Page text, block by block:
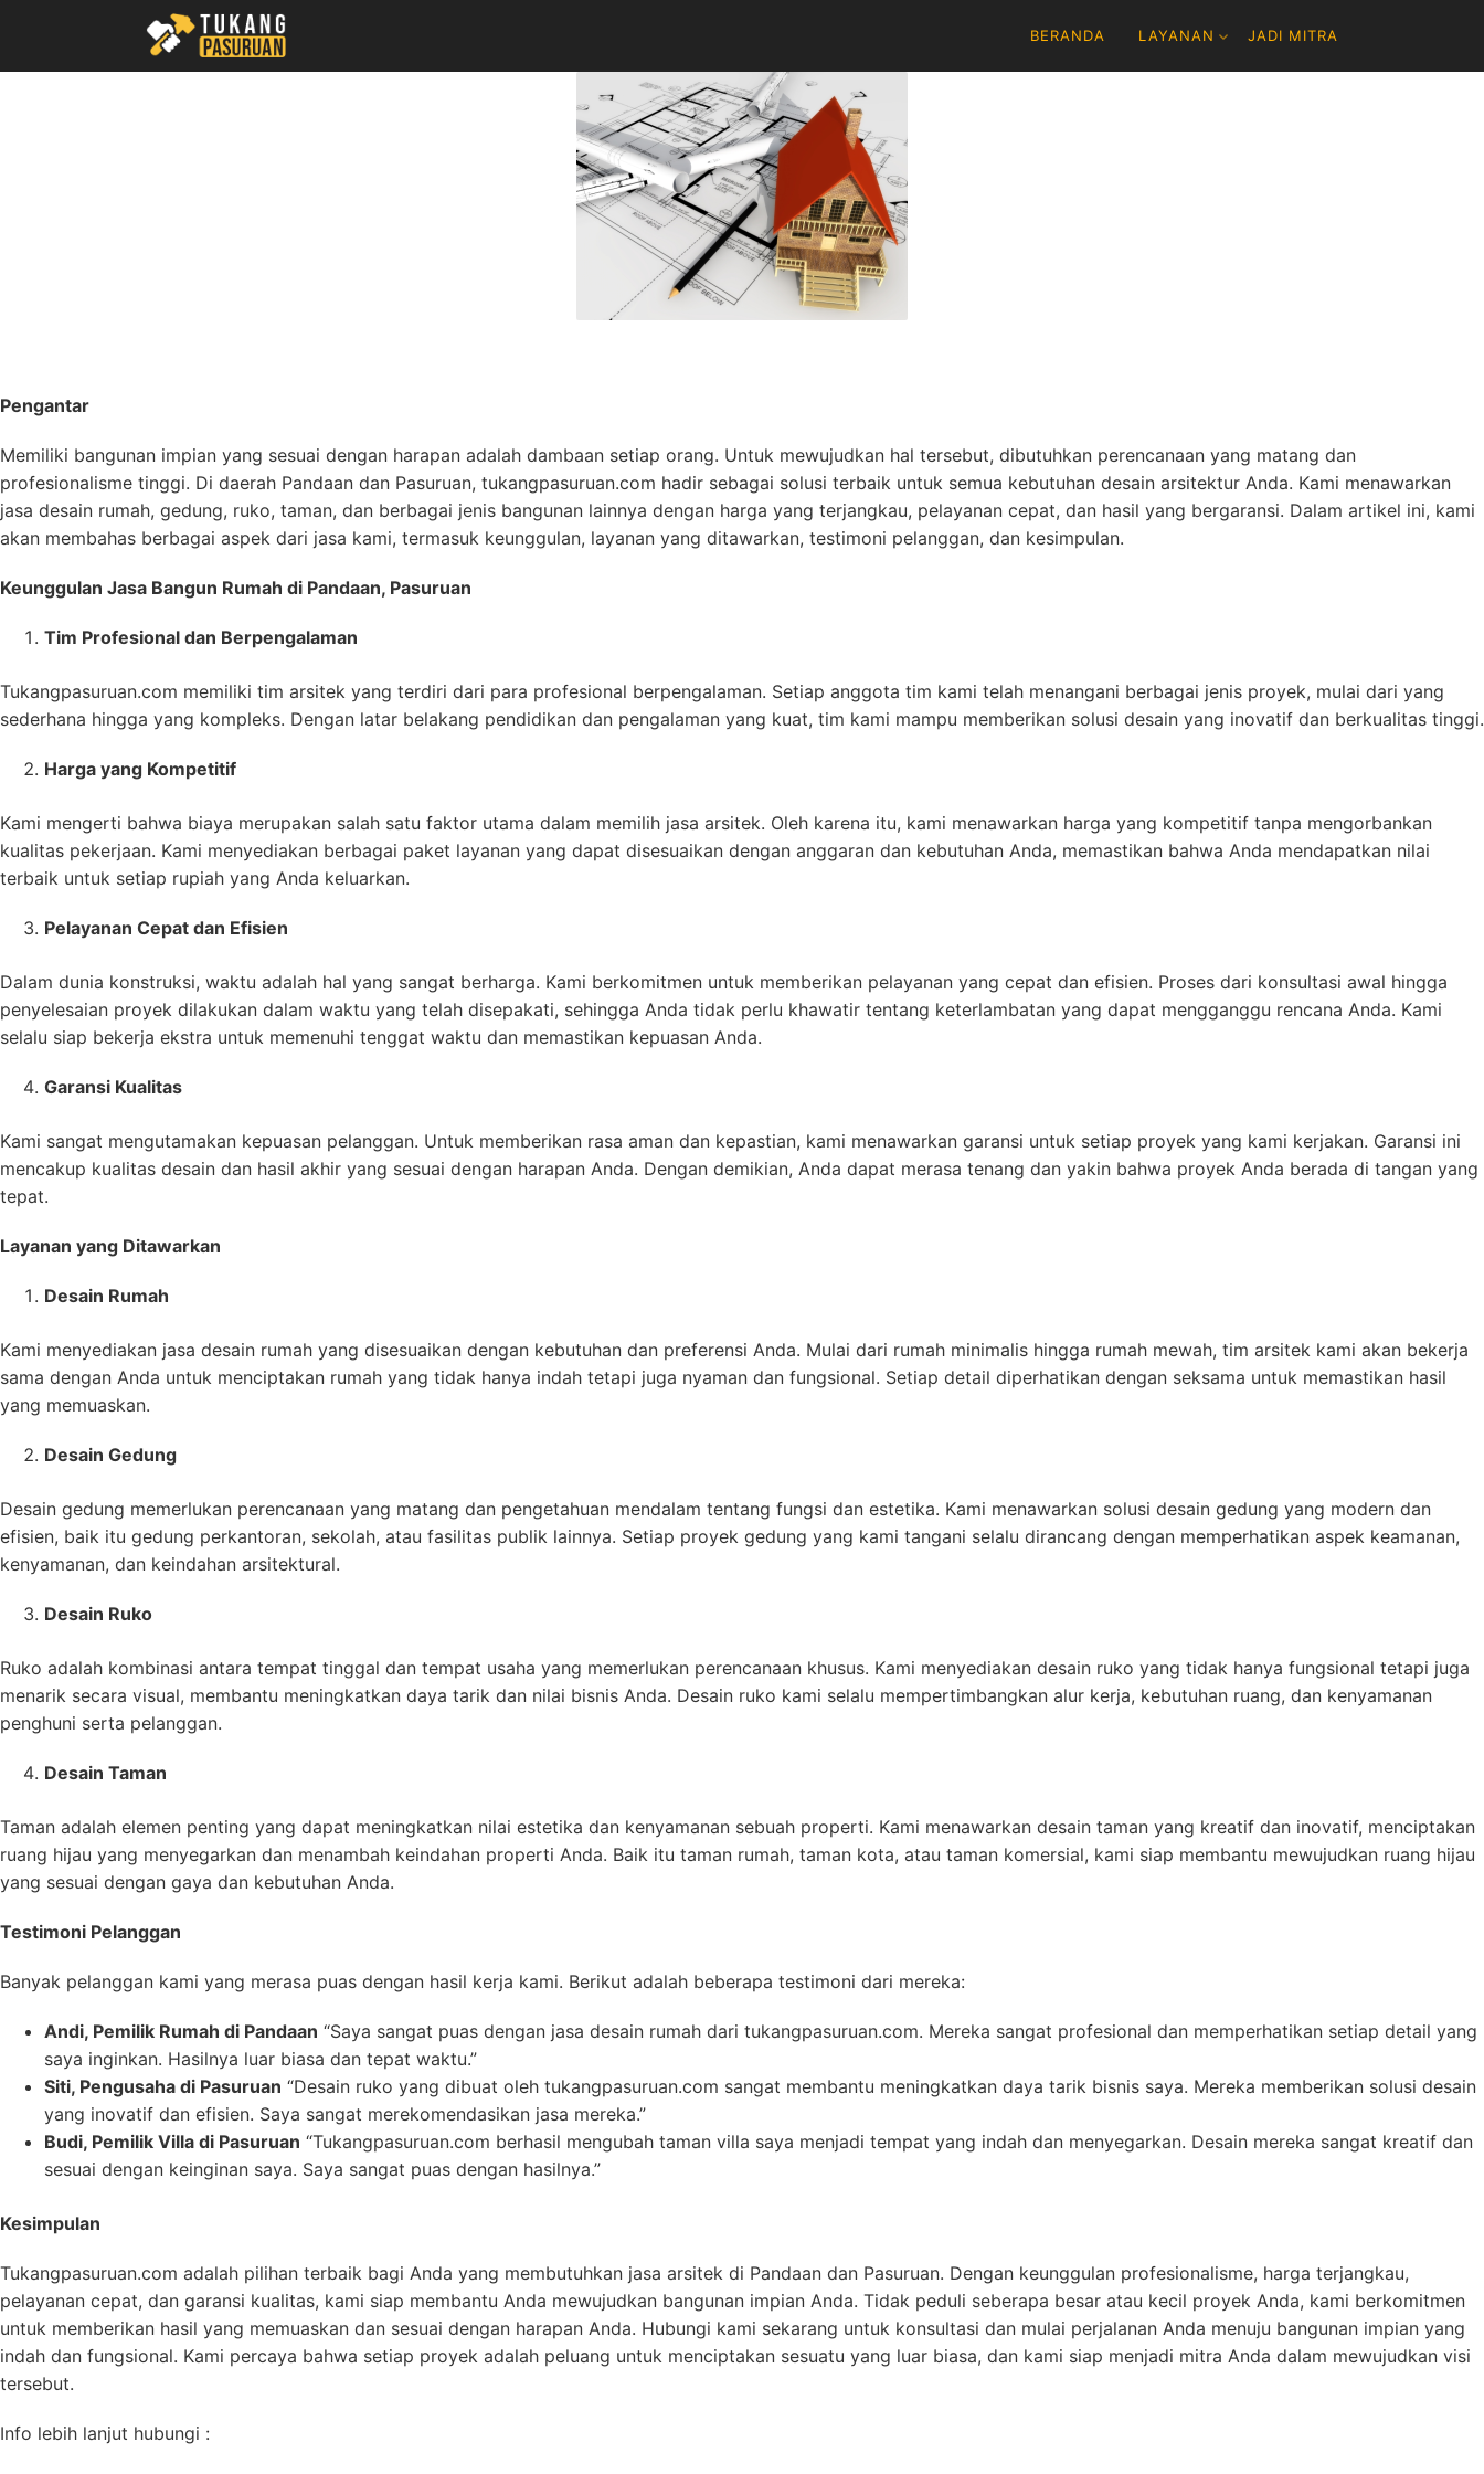
content
BERANDA LAYANAN JADI MITRA
Pengantar
Memiliki bangunan impian yang sesuai dengan harapan adalah dambaan setiap orang. Untuk mewujudkan hal tersebut, dibutuhkan perencanaan yang matang dan
profesionalisme tinggi. Di daerah Pandaan dan Pasuruan, tukangpasuruan.com hadir sebagai solusi terbaik untuk semua kebutuhan desain arsitektur Anda. Kami menawarkan
jasa desain rumah, gedung, ruko, taman, dan berbagai jenis bangunan lainnya dengan harga yang terjangkau, pelayanan cepat, dan hasil yang bergaransi. Dalam artikel ini, kami
akan membahas berbagai aspek dari jasa kami, termasuk keunggulan, layanan yang ditawarkan, testimoni pelanggan, dan kesimpulan.
Keunggulan Jasa Bangun Rumah di Pandaan, Pasuruan
Tim Profesional dan Berpengalaman
Tukangpasuruan.com memiliki tim arsitek yang terdiri dari para profesional berpengalaman. Setiap anggota tim kami telah menangani berbagai jenis proyek, mulai dari yang
sederhana hingga yang kompleks. Dengan latar belakang pendidikan dan pengalaman yang kuat, tim kami mampu memberikan solusi desain yang inovatif dan berkualitas tinggi.
Harga yang Kompetitif
Kami mengerti bahwa biaya merupakan salah satu faktor utama dalam memilih jasa arsitek. Oleh karena itu, kami menawarkan harga yang kompetitif tanpa mengorbankan
kualitas pekerjaan. Kami menyediakan berbagai paket layanan yang dapat disesuaikan dengan anggaran dan kebutuhan Anda, memastikan bahwa Anda mendapatkan nilai
terbaik untuk setiap rupiah yang Anda keluarkan.
Pelayanan Cepat dan Efisien
Dalam dunia konstruksi, waktu adalah hal yang sangat berharga. Kami berkomitmen untuk memberikan pelayanan yang cepat dan efisien. Proses dari konsultasi awal hingga
penyelesaian proyek dilakukan dalam waktu yang telah disepakati, sehingga Anda tidak perlu khawatir tentang keterlambatan yang dapat mengganggu rencana Anda. Kami
selalu siap bekerja ekstra untuk memenuhi tenggat waktu dan memastikan kepuasan Anda.
Garansi Kualitas
Kami sangat mengutamakan kepuasan pelanggan. Untuk memberikan rasa aman dan kepastian, kami menawarkan garansi untuk setiap proyek yang kami kerjakan. Garansi ini
mencakup kualitas desain dan hasil akhir yang sesuai dengan harapan Anda. Dengan demikian, Anda dapat merasa tenang dan yakin bahwa proyek Anda berada di tangan yang
tepat.
Layanan yang Ditawarkan
Desain Rumah
Kami menyediakan jasa desain rumah yang disesuaikan dengan kebutuhan dan preferensi Anda. Mulai dari rumah minimalis hingga rumah mewah, tim arsitek kami akan bekerja
sama dengan Anda untuk menciptakan rumah yang tidak hanya indah tetapi juga nyaman dan fungsional. Setiap detail diperhatikan dengan seksama untuk memastikan hasil
yang memuaskan.
Desain Gedung
Desain gedung memerlukan perencanaan yang matang dan pengetahuan mendalam tentang fungsi dan estetika. Kami menawarkan solusi desain gedung yang modern dan
efisien, baik itu gedung perkantoran, sekolah, atau fasilitas publik lainnya. Setiap proyek gedung yang kami tangani selalu dirancang dengan memperhatikan aspek keamanan,
kenyamanan, dan keindahan arsitektural.
Desain Ruko
Ruko adalah kombinasi antara tempat tinggal dan tempat usaha yang memerlukan perencanaan khusus. Kami menyediakan desain ruko yang tidak hanya fungsional tetapi juga
menarik secara visual, membantu meningkatkan daya tarik dan nilai bisnis Anda. Desain ruko kami selalu mempertimbangkan alur kerja, kebutuhan ruang, dan kenyamanan
penghuni serta pelanggan.
Desain Taman
Taman adalah elemen penting yang dapat meningkatkan nilai estetika dan kenyamanan sebuah properti. Kami menawarkan desain taman yang kreatif dan inovatif, menciptakan
ruang hijau yang menyegarkan dan menambah keindahan properti Anda. Baik itu taman rumah, taman kota, atau taman komersial, kami siap membantu mewujudkan ruang hijau
yang sesuai dengan gaya dan kebutuhan Anda.
Testimoni Pelanggan
Banyak pelanggan kami yang merasa puas dengan hasil kerja kami. Berikut adalah beberapa testimoni dari mereka:
Andi, Pemilik Rumah di Pandaan “Saya sangat puas dengan jasa desain rumah dari tukangpasuruan.com. Mereka sangat profesional dan memperhatikan setiap detail yang
saya inginkan. Hasilnya luar biasa dan tepat waktu.”
Siti, Pengusaha di Pasuruan “Desain ruko yang dibuat oleh tukangpasuruan.com sangat membantu meningkatkan daya tarik bisnis saya. Mereka memberikan solusi desain
yang inovatif dan efisien. Saya sangat merekomendasikan jasa mereka.”
Budi, Pemilik Villa di Pasuruan “Tukangpasuruan.com berhasil mengubah taman villa saya menjadi tempat yang indah dan menyegarkan. Desain mereka sangat kreatif dan
sesuai dengan keinginan saya. Saya sangat puas dengan hasilnya.”
Kesimpulan
Tukangpasuruan.com adalah pilihan terbaik bagi Anda yang membutuhkan jasa arsitek di Pandaan dan Pasuruan. Dengan keunggulan profesionalisme, harga terjangkau,
pelayanan cepat, dan garansi kualitas, kami siap membantu Anda mewujudkan bangunan impian Anda. Tidak peduli seberapa besar atau kecil proyek Anda, kami berkomitmen
untuk memberikan hasil yang memuaskan dan sesuai dengan harapan Anda. Hubungi kami sekarang untuk konsultasi dan mulai perjalanan Anda menuju bangunan impian yang
indah dan fungsional. Kami percaya bahwa setiap proyek adalah peluang untuk menciptakan sesuatu yang luar biasa, dan kami siap menjadi mitra Anda dalam mewujudkan visi
tersebut.
Info lebih lanjut hubungi :